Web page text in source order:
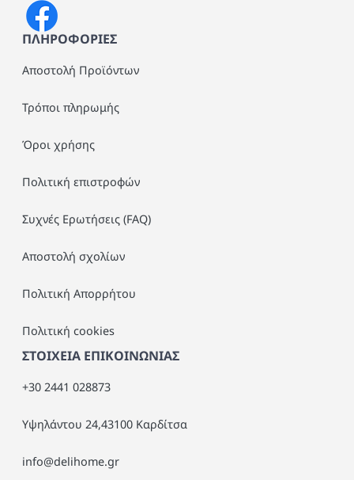
ΠΛΗΡΟΦΟΡΙΕΣ
Αποστολή Προϊόντων
Τρόποι πληρωμής
Όροι χρήσης
Πολιτική επιστροφών
Συχνές Ερωτήσεις (FAQ)
Αποστολή σχολίων
Πολιτική Απορρήτου
Πολιτική cookies
ΣΤΟΙΧΕΙΑ ΕΠΙΚΟΙΝΩΝΙΑΣ
+30 2441 028873
Υψηλάντου 24,43100 Καρδίτσα
info@delihome.gr